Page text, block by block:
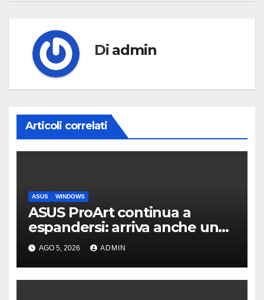
Di admin
Articoli correlati
ASUS WINDOWS
ASUS ProArt continua a
espandersi: arriva anche un
box SSD di fascia alta
AGO 5, 2026 ADMIN